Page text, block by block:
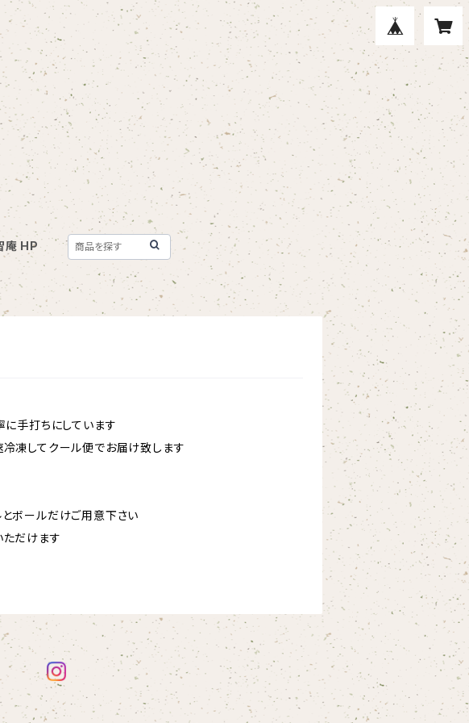
庵 HP
手打ちにしています
凍してクール便でお届け致します
ボールだけご用意下さい
だけます